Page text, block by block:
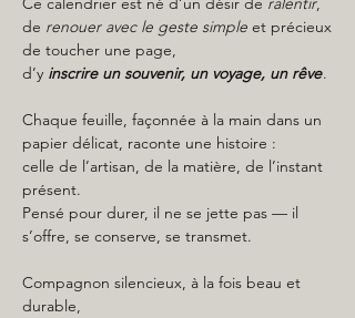
de renouer avec le geste simple et précieux
de toucher une page,
d’y inscrire un souvenir, un voyage, un rêve.
Chaque feuille, façonnée à la main dans un
papier délicat, raconte une histoire :
celle de l’artisan, de la matière, de l’instant
présent.
Pensé pour durer, il ne se jette pas — il
s’offre, se conserve, se transmet.
Compagnon silencieux, à la fois beau et
durable,